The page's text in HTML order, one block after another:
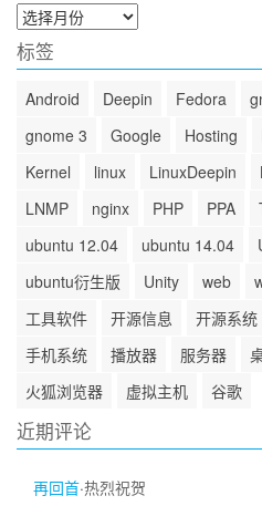
归
档
标签
Android Deepin Fedora
gnome 3
Google Hosting
Kernel
linux LinuxDeepin
LNMP
nginx PHP PPA
ubuntu 12.04
ubuntu 14.04
ubuntu衍生版
Unity web
工具软件
开源信息 开源系统
手机系统
播放器 服务器
火狐浏览器
虚拟主机 谷歌
近期评论
再回首·热烈祝贺